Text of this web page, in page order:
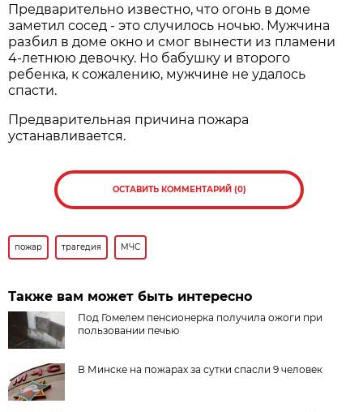
Предварительно известно, что огонь в доме
заметил сосед - это случилось ночью. Мужчина
разбил в доме окно и смог вынести из пламени
4-летнюю девочку. Но бабушку и второго
ребенка, к сожалению, мужчине не удалось
спасти.
Предварительная причина пожара
устанавливается.
ОСТАВИТЬ КОММЕНТАРИЙ (0)
пожар трагедия МЧС
Также вам может быть интересно
Под Гомелем пенсионерка получила ожоги при
пользовании печью
В Минске на пожарах за сутки спасли 9 человек